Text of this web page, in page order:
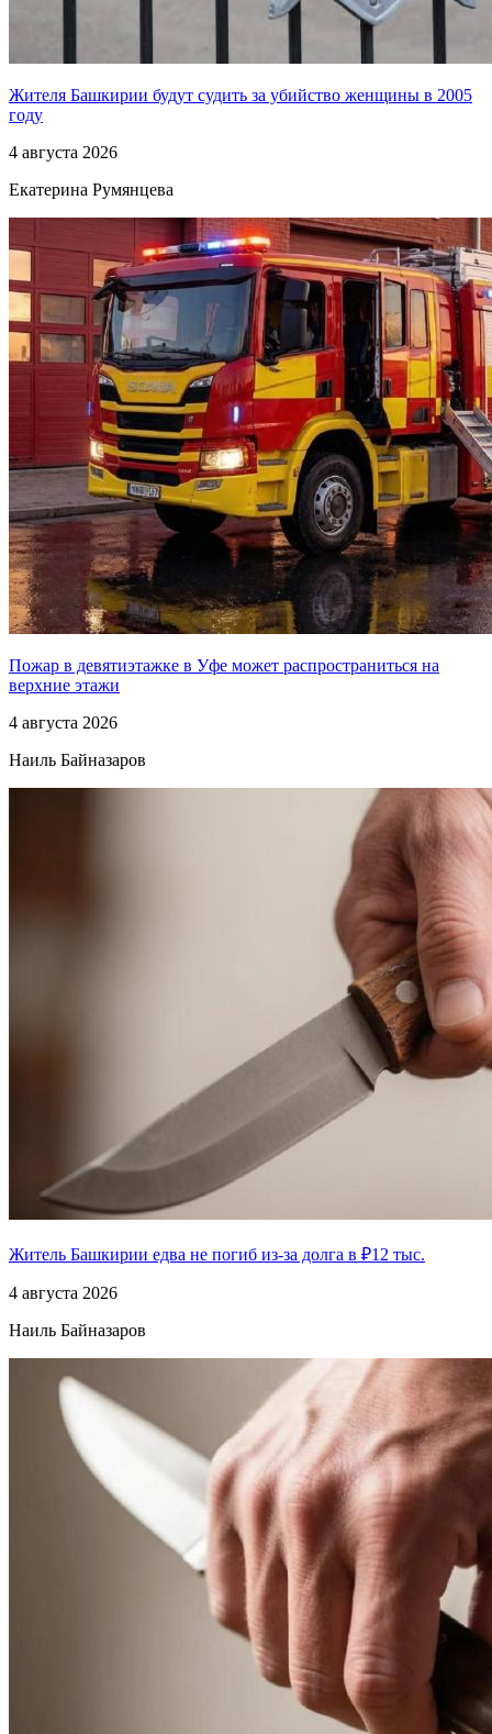
Жителя Башкирии будут судить за убийство женщины в 2005
году
4 августа 2026
Екатерина Румянцева
Пожар в девятиэтажке в Уфе может распространиться на
верхние этажи
4 августа 2026
Наиль Байназаров
Житель Башкирии едва не погиб из-за долга в ₽12 тыс.
4 августа 2026
Наиль Байназаров